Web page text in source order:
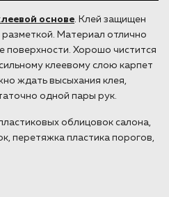
основе . Клей защищен
Материал отлично
поверхности. Хорошо чистится
клеевому слою карпет
ждать высыхания клея,
одной пары рук.
облицовок салона,
перетяжка пластика порогов,